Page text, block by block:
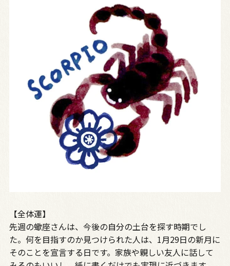
【全体運】
先週の蠍座さんは、今後の自分の土台を探す時期でし
た。何を目指すのか見つけられた人は、1月29日の新月に
そのことを宣言する日です。家族や親しい友人に話して